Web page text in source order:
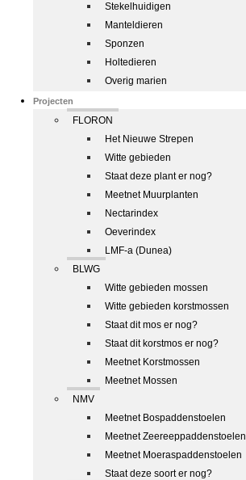
Stekelhuidigen
Manteldieren
Sponzen
Holtedieren
Overig marien
Projecten
FLORON
Het Nieuwe Strepen
Witte gebieden
Staat deze plant er nog?
Meetnet Muurplanten
Nectarindex
Oeverindex
LMF-a (Dunea)
BLWG
Witte gebieden mossen
Witte gebieden korstmossen
Staat dit mos er nog?
Staat dit korstmos er nog?
Meetnet Korstmossen
Meetnet Mossen
NMV
Meetnet Bospaddenstoelen
Meetnet Zeereeppaddenstoelen
Meetnet Moeraspaddenstoelen
Staat deze soort er nog?